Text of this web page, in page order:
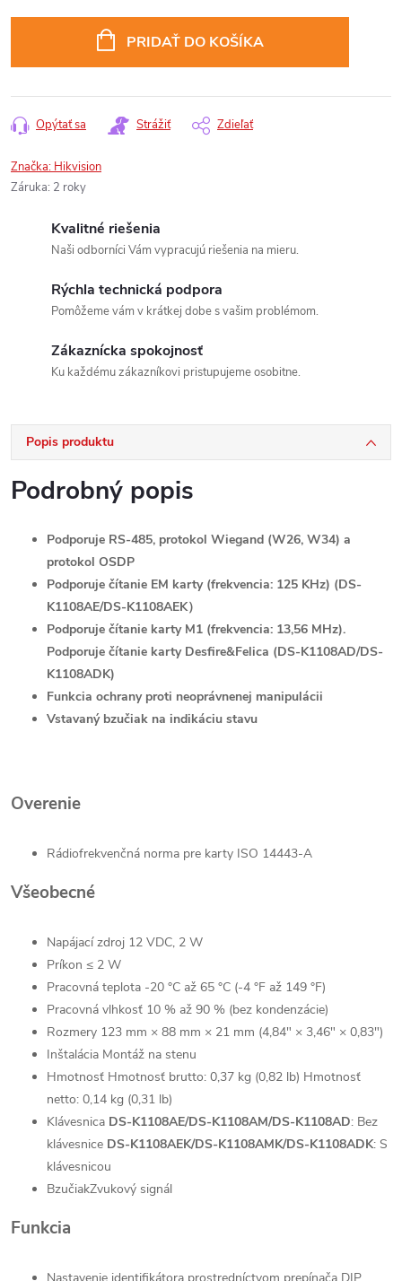
PRIDAŤ DO KOŠÍKA
Opýtať sa Strážiť Zdieľať
Značka: Hikvision
Záruka: 2 roky
Kvalitné riešenia
Naši odborníci Vám vypracujú riešenia na mieru.
Rýchla technická podpora
Pomôžeme vám v krátkej dobe s vašim problémom.
Zákaznícka spokojnosť
Ku každému zákazníkovi pristupujeme osobitne.
Popis produktu
Podrobný popis
Podporuje RS-485, protokol Wiegand (W26, W34) a
protokol OSDP
Podporuje čítanie EM karty (frekvencia: 125 KHz) (DS-
K1108AE/DS-K1108AEK）
Podporuje čítanie karty M1 (frekvencia: 13,56 MHz).
Podporuje čítanie karty Desfire&Felica (DS-K1108AD/DS-
K1108ADK)
Funkcia ochrany proti neoprávnenej manipulácii
Vstavaný bzučiak na indikáciu stavu
Overenie
Rádiofrekvenčná norma pre karty ISO 14443-A
Všeobecné
Napájací zdroj 12 VDC, 2 W
Príkon ≤ 2 W
Pracovná teplota -20 °C až 65 °C (-4 °F až 149 °F)
Pracovná vlhkosť 10 % až 90 % (bez kondenzácie)
Rozmery 123 mm × 88 mm × 21 mm (4,84" × 3,46" × 0,83")
Inštalácia Montáž na stenu
Hmotnosť Hmotnosť brutto: 0,37 kg (0,82 lb) Hmotnosť
netto: 0,14 kg (0,31 lb)
Klávesnica DS-K1108AE/DS-K1108AM/DS-K1108AD: Bez
klávesnice DS-K1108AEK/DS-K1108AMK/DS-K1108ADK: S
klávesnicou
BzučiakZvukový signál
Funkcia